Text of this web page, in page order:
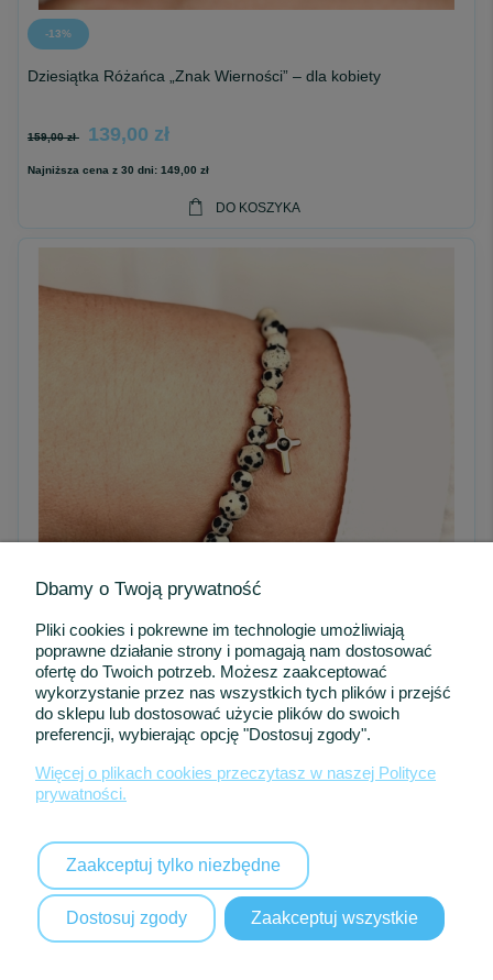
-13%
Dziesiątka Różańca „Znak Wierności” – dla kobiety
159,00 zł 139,00 zł
Najniższa cena z 30 dni: 149,00 zł
DO KOSZYKA
-13%
Dziesiątka Różańca „Znak Spokoju” – dla kobiety
159,00 zł 139,00 zł
DO KOSZYKA
Dbamy o Twoją prywatność
Pliki cookies i pokrewne im technologie umożliwiają
poprawne działanie strony i pomagają nam dostosować
ofertę do Twoich potrzeb. Możesz zaakceptować
wykorzystanie przez nas wszystkich tych plików i przejść
do sklepu lub dostosować użycie plików do swoich
preferencji, wybierając opcję "Dostosuj zgody".
Więcej o plikach cookies przeczytasz w naszej Polityce
prywatności.
Zaakceptuj tylko niezbędne
Dostosuj zgody Zaakceptuj wszystkie